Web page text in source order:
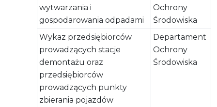
wytwarzania i
gospodarowania odpadami
Ochrony
Środowiska
Wykaz przedsiębiorców
prowadzących stacje
demontażu oraz
przedsiębiorców
prowadzących punkty
zbierania pojazdów
Departament
Ochrony
Środowiska